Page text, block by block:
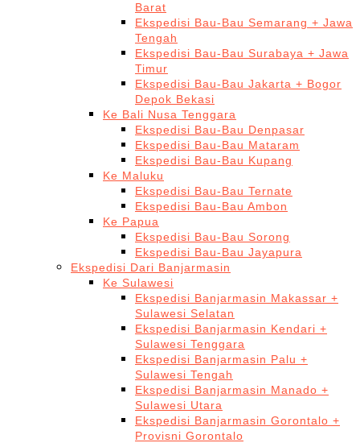
Barat
Ekspedisi Bau-Bau Semarang + Jawa
Tengah
Ekspedisi Bau-Bau Surabaya + Jawa
Timur
Ekspedisi Bau-Bau Jakarta + Bogor
Depok Bekasi
Ke Bali Nusa Tenggara
Ekspedisi Bau-Bau Denpasar
Ekspedisi Bau-Bau Mataram
Ekspedisi Bau-Bau Kupang
Ke Maluku
Ekspedisi Bau-Bau Ternate
Ekspedisi Bau-Bau Ambon
Ke Papua
Ekspedisi Bau-Bau Sorong
Ekspedisi Bau-Bau Jayapura
Ekspedisi Dari Banjarmasin
Ke Sulawesi
Ekspedisi Banjarmasin Makassar +
Sulawesi Selatan
Ekspedisi Banjarmasin Kendari +
Sulawesi Tenggara
Ekspedisi Banjarmasin Palu +
Sulawesi Tengah
Ekspedisi Banjarmasin Manado +
Sulawesi Utara
Ekspedisi Banjarmasin Gorontalo +
Provisni Gorontalo